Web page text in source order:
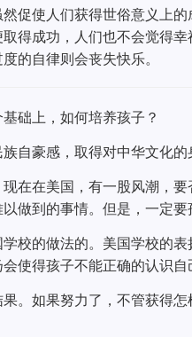
促使人们获得世俗意义上
得成功，人们也不会觉得
的自律则会丧失快乐。
础上，如何培养孩子？
自豪感，取得对中华文化的
在在美国，有一股风潮，
做到的事情。但是，一定
校的做法的。美国学校的
使得孩子不能正确的认识自
。如果努力了，不管获得